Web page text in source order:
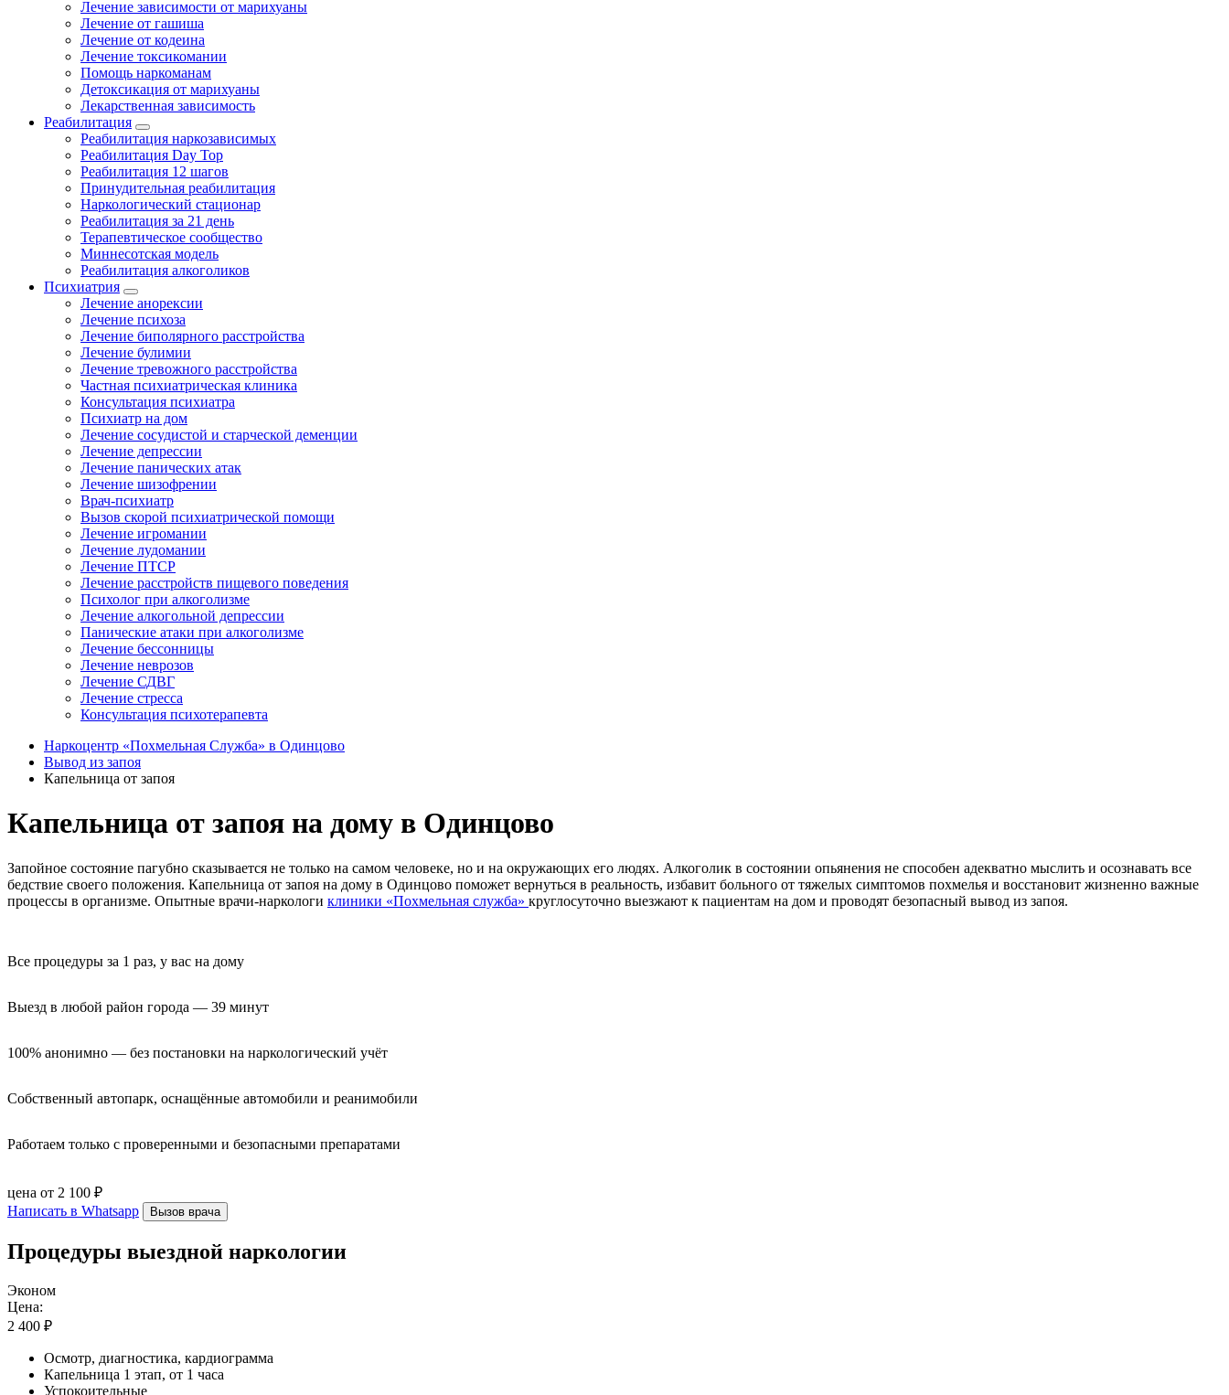
Лечение зависимости от марихуаны
Лечение от гашиша
Лечение от кодеина
Лечение токсикомании
Помощь наркоманам
Детоксикация от марихуаны
Лекарственная зависимость
Реабилитация
Реабилитация наркозависимых
Реабилитация Day Top
Реабилитация 12 шагов
Принудительная реабилитация
Наркологический стационар
Реабилитация за 21 день
Терапевтическое сообщество
Миннесотская модель
Реабилитация алкоголиков
Психиатрия
Лечение анорексии
Лечение психоза
Лечение биполярного расстройства
Лечение булимии
Лечение тревожного расстройства
Частная психиатрическая клиника
Консультация психиатра
Психиатр на дом
Лечение сосудистой и старческой деменции
Лечение депрессии
Лечение панических атак
Лечение шизофрении
Врач-психиатр
Вызов скорой психиатрической помощи
Лечение игромании
Лечение лудомании
Лечение ПТСР
Лечение расстройств пищевого поведения
Психолог при алкоголизме
Лечение алкогольной депрессии
Панические атаки при алкоголизме
Лечение бессонницы
Лечение неврозов
Лечение СДВГ
Лечение стресса
Консультация психотерапевта
Наркоцентр «Похмельная Служба» в Одинцово
Вывод из запоя
Капельница от запоя
Капельница от запоя на дому в Одинцово
Запойное состояние пагубно сказывается не только на самом человеке, но и на окружающих его людях. Алкоголик в состоянии опьянения не способен адекватно мыслить и осознавать все
бедствие своего положения. Капельница от запоя на дому в Одинцово поможет вернуться в реальность, избавит больного от тяжелых симптомов похмелья и восстановит жизненно важные
процессы в организме. Опытные врачи-наркологи клиники «Похмельная служба» круглосуточно выезжают к пациентам на дом и проводят безопасный вывод из запоя.
Все процедуры за 1 раз, у вас на дому
Выезд в любой район города — 39 минут
100% анонимно — без постановки на наркологический учёт
Собственный автопарк, оснащённые автомобили и реанимобили
Работаем только с проверенными и безопасными препаратами
цена от 2 100 ₽
Написать в Whatsapp
Вызов врача
Процедуры выездной наркологии
Эконом
Цена:
2 400 ₽
Осмотр, диагностика, кардиограмма
Капельница 1 этап, от 1 часа
Успокоительные